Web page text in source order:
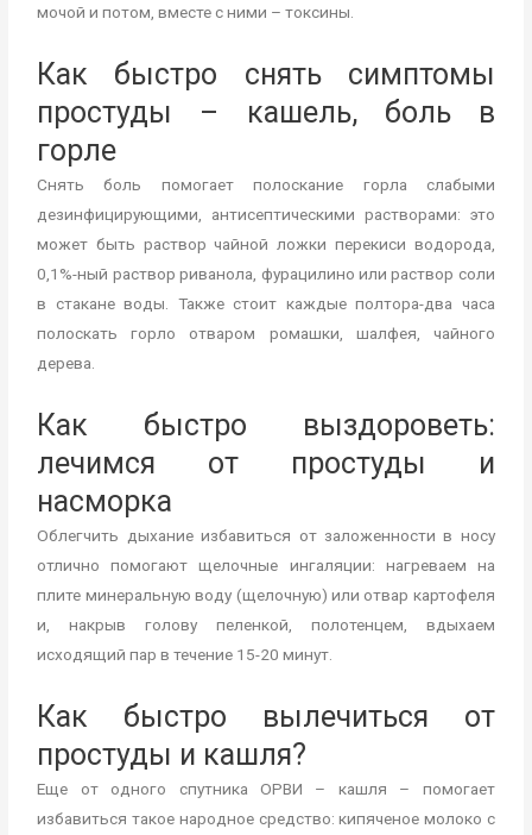
мочой и потом, вместе с ними – токсины.
Как быстро снять симптомы
простуды – кашель, боль в
горле
Снять боль помогает полоскание горла слабыми
дезинфицирующими, антисептическими растворами: это
может быть раствор чайной ложки перекиси водорода,
0,1%-ный раствор риванола, фурацилино или раствор соли
в стакане воды. Также стоит каждые полтора-два часа
полоскать горло отваром ромашки, шалфея, чайного
дерева.
Как быстро выздороветь:
лечимся от простуды и
насморка
Облегчить дыхание избавиться от заложенности в носу
отлично помогают щелочные ингаляции: нагреваем на
плите минеральную воду (щелочную) или отвар картофеля
и, накрыв голову пеленкой, полотенцем, вдыхаем
исходящий пар в течение 15-20 минут.
Как быстро вылечиться от
простуды и кашля?
Еще от одного спутника ОРВИ – кашля – помогает
избавиться такое народное средство: кипяченое молоко с